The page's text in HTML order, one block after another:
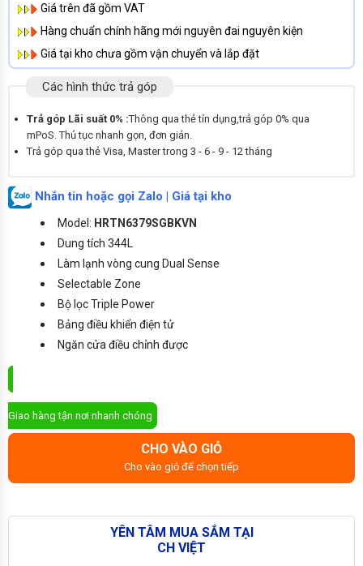
Giá trên đã gồm VAT
Hàng chuẩn chính hãng mới nguyên đai nguyên kiện
Giá tại kho chưa gồm vận chuyển và lắp đặt
Các hình thức trả góp
Trả góp Lãi suất 0% :Thông qua thẻ tín dụng,trả góp 0% qua
mPoS. Thủ tục nhanh gọn, đơn giản.
Trả góp qua thẻ Visa, Master trong 3 - 6 - 9 - 12 tháng
Nhắn tin hoặc gọi Zalo | Giá tại kho
Model: HRTN6379SGBKVN
Dung tích 344L
Làm lạnh vòng cung Dual Sense
Selectable Zone
Bộ lọc Triple Power
Bảng điều khiển điện tử
Ngăn cửa điều chỉnh được
Giao hàng tận nơi nhanh chóng
CHO VÀO GIỎ
Cho vào giỏ để chọn tiếp
YÊN TÂM MUA SẮM TẠI
CH VIỆT